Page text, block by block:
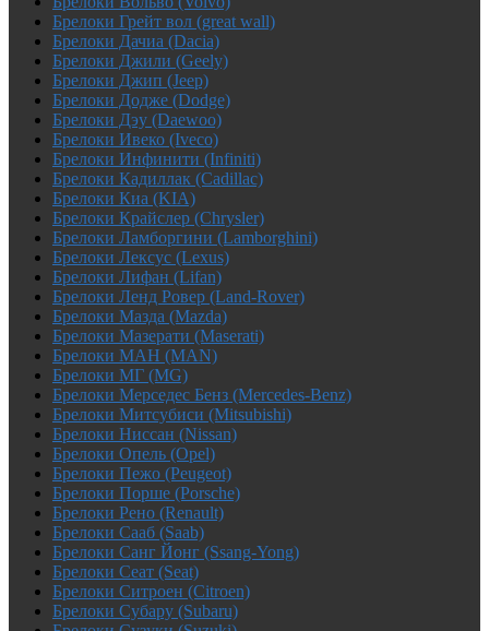
Брелоки Грейт вол (great wall)
Брелоки Дачиа (Dacia)
Брелоки Джили (Geely)
Брелоки Джип (Jeep)
Брелоки Додже (Dodge)
Брелоки Дэу (Daewoo)
Брелоки Ивеко (Iveco)
Брелоки Инфинити (Infiniti)
Брелоки Кадиллак (Cadillac)
Брелоки Киа (KIA)
Брелоки Крайслер (Chrysler)
Брелоки Ламборгини (Lamborghini)
Брелоки Лексус (Lexus)
Брелоки Лифан (Lifan)
Брелоки Ленд Ровер (Land-Rover)
Брелоки Мазда (Mazda)
Брелоки Мазерати (Maserati)
Брелоки МАН (MAN)
Брелоки МГ (MG)
Брелоки Мерседес Бенз (Mercedes-Benz)
Брелоки Митсубиси (Mitsubishi)
Брелоки Ниссан (Nissan)
Брелоки Опель (Opel)
Брелоки Пежо (Peugeot)
Брелоки Порше (Porsche)
Брелоки Рено (Renault)
Брелоки Сааб (Saab)
Брелоки Санг Йонг (Ssang-Yong)
Брелоки Сеат (Seat)
Брелоки Ситроен (Citroen)
Брелоки Субару (Subaru)